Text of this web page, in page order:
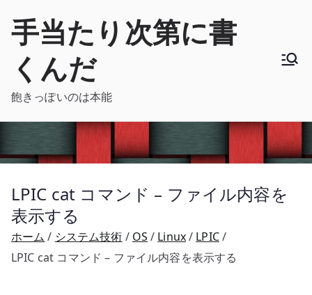
手当たり次第に書
くんだ
飽きっぽいのは本能
LPIC cat コマンド – ファイル内容を
表示する
ホーム システム技術 OS Linux
LPIC
LPIC cat コマンド – ファイル内容を表示する